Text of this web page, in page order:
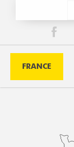
FRANCE